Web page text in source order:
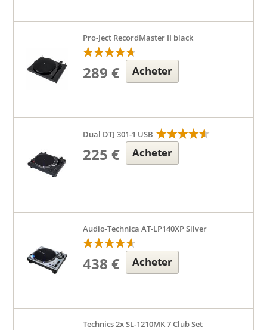
Pro-Ject RecordMaster II black
289 € Acheter
Dual DTJ 301-1 USB
225 € Acheter
Audio-Technica AT-LP140XP Silver
438 € Acheter
Technics 2x SL-1210MK 7 Club Set